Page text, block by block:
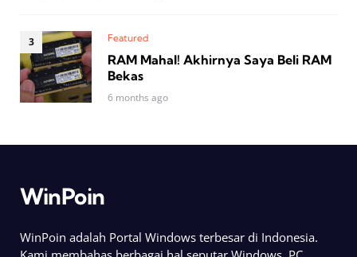
Featured
RAM Mahal! Akhirnya Saya Beli RAM
Bekas
6 months ago
WinPoin
WinPoin adalah Portal Windows terbesar di Indonesia.